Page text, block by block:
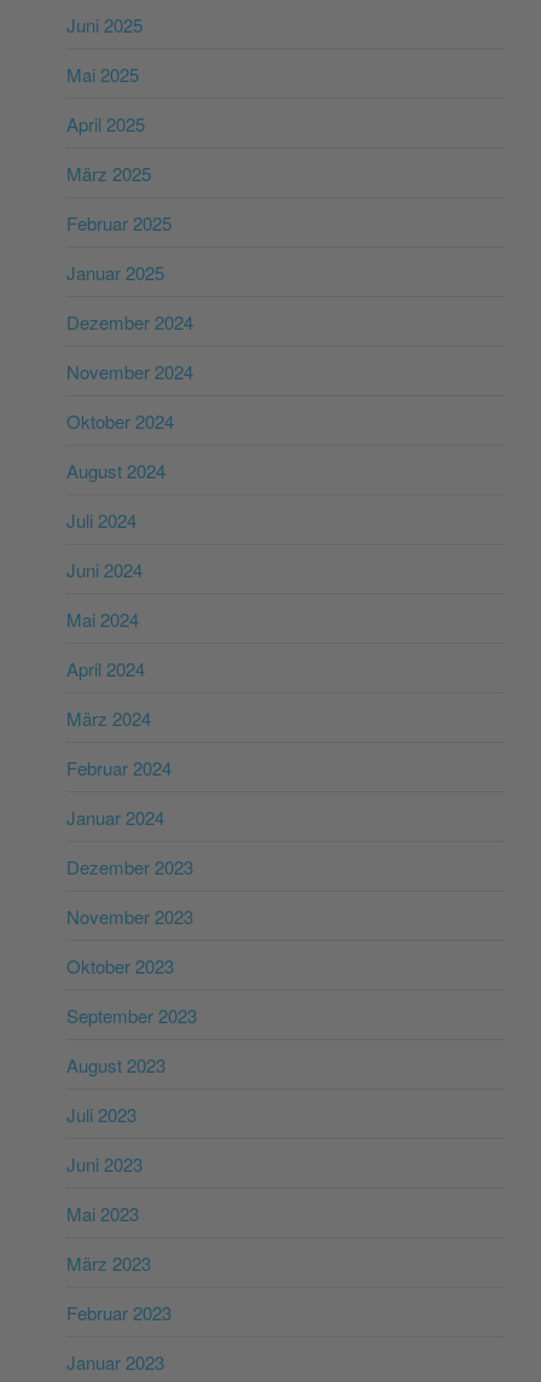
Juni 2025
Mai 2025
April 2025
März 2025
Februar 2025
Januar 2025
Dezember 2024
November 2024
Oktober 2024
August 2024
Juli 2024
Juni 2024
Mai 2024
April 2024
März 2024
Februar 2024
Januar 2024
Dezember 2023
November 2023
Oktober 2023
September 2023
August 2023
Juli 2023
Juni 2023
Mai 2023
März 2023
Februar 2023
Januar 2023